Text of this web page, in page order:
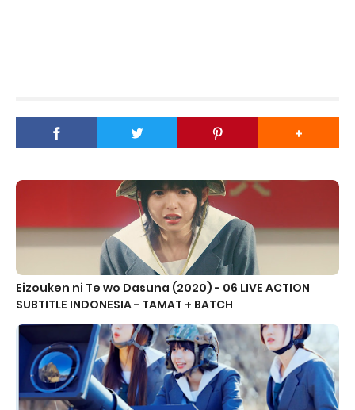
Eizouken ni Te wo Dasuna (2020) - 06 LIVE ACTION
SUBTITLE INDONESIA - TAMAT + BATCH